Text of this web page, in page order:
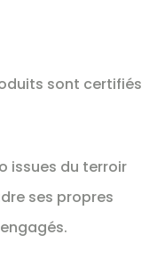
sont certifiés
issues du terroir
ses propres